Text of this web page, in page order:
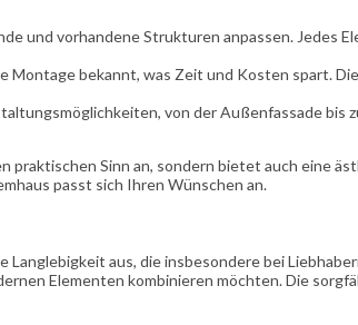
und vorhandene Strukturen anpassen. Jedes
Montage bekannt, was Zeit und Kosten spart.
von der Außenfassade bis
Sinn an, sondern bietet auch eine
passt sich Ihren Wünschen an.
Langlebigkeit aus, die insbesondere bei
Elementen kombinieren möchten. Die